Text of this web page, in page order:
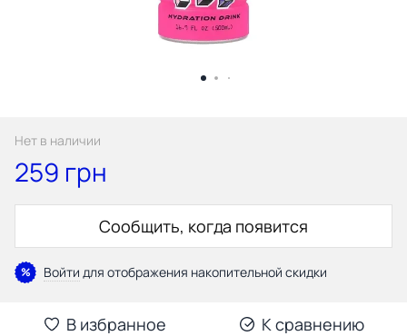
Нет в наличии
259 грн
Сообщить, когда появится
% Войти для отображения накопительной скидки
В избранное К сравнению